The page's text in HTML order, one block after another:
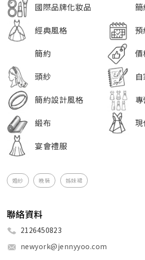
國際品牌化妝品
經典風格
簡約
頭紗
簡約設計風格
緞布
宴會禮服
婚紗 晚裝 姊妹裙
聯絡資料
2126450823
newyork@jennyyoo.com